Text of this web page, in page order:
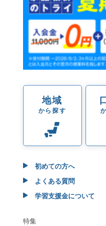
地域
から探す
初めての方へ
よくある質問
学習支援金について
特集